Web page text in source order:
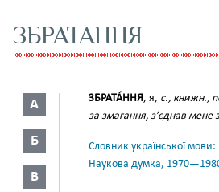
ЗБРАТАННЯ
А
Б
В
ЗБРАТА́ННЯ, я, с., книжн.,
за змагання, з’єднав мене
Словник української
Наукова думка,